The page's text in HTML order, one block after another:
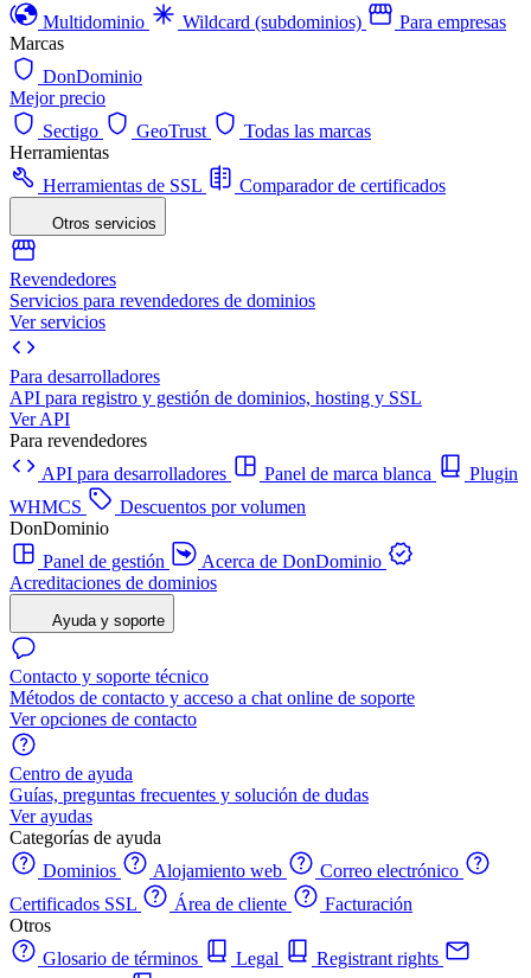
Multidominio
Wildcard (subdominios)
Para empresas
Marcas
DonDominio
Mejor precio
Sectigo
GeoTrust
Todas las marcas
Herramientas
Herramientas de SSL
Comparador de certificados
Otros servicios
Revendedores
Servicios para revendedores de dominios
Ver servicios
Para desarrolladores
API para registro y gestión de dominios, hosting y SSL
Ver API
Para revendedores
API para desarrolladores
Panel de marca blanca
Plugin
WHMCS
Descuentos por volumen
DonDominio
Panel de gestión
Acerca de DonDominio
Acreditaciones de dominios
Ayuda y soporte
Contacto y soporte técnico
Métodos de contacto y acceso a chat online de soporte
Ver opciones de contacto
Centro de ayuda
Guías, preguntas frecuentes y solución de dudas
Ver ayudas
Categorías de ayuda
Dominios
Alojamiento web
Correo electrónico
Certificados SSL
Área de cliente
Facturación
Otros
Glosario de términos
Legal
Registrant rights